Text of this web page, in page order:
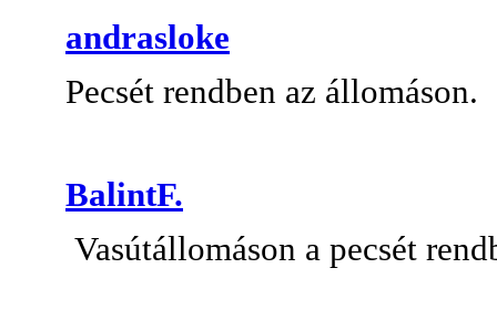
andrasloke
Pecsét rendben az állomáson.
BalintF.
Vasútállomáson a pecsét